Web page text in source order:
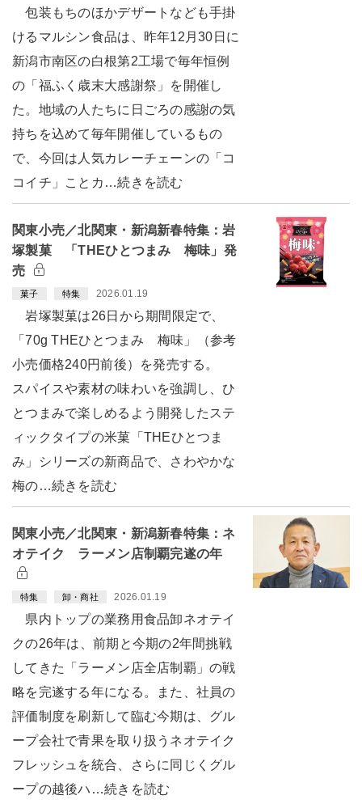
包装もちのほかデザートなども手掛
けるマルシン食品は、昨年12月30日に
新潟市南区の白根第2工場で毎年恒例
の「福ふく歳末大感謝祭」を開催し
た。地域の人たちに日ごろの感謝の気
持ちを込めて毎年開催しているもの
で、今回は人気カレーチェーンの「コ
コイチ」ことカ…続きを読む
関東小売／北関東・新潟新春特集：岩
塚製菓 「THEひとつまみ 梅味」発
売
菓子 特集 2026.01.19
岩塚製菓は26日から期間限定で、
「70g THEひとつまみ 梅味」（参考
小売価格240円前後）を発売する。
スパイスや素材の味わいを強調し、ひ
とつまみで楽しめるよう開発したステ
ィックタイプの米菓「THEひとつま
み」シリーズの新商品で、さわやかな
梅の…続きを読む
関東小売／北関東・新潟新春特集：ネ
オテイク ラーメン店制覇完遂の年
特集 卸・商社 2026.01.19
県内トップの業務用食品卸ネオテイ
クの26年は、前期と今期の2年間挑戦
してきた「ラーメン店全店制覇」の戦
略を完遂する年になる。また、社員の
評価制度を刷新して臨む今期は、グル
ープ会社で青果を取り扱うネオテイク
フレッシュを統合、さらに同じくグル
ープの越後ハ…続きを読む